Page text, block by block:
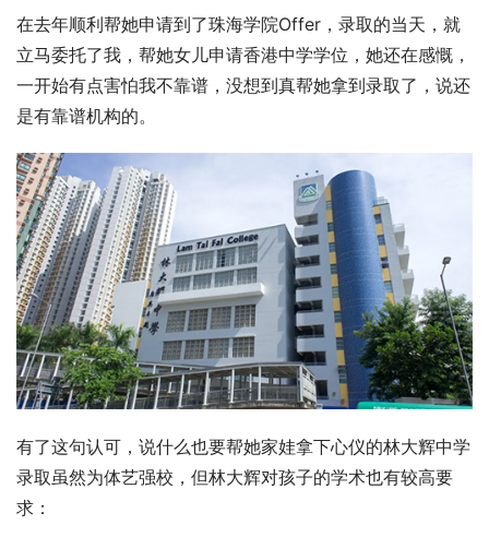
在去年顺利帮她申请到了珠海学院Offer，录取的当天，就
立马委托了我，帮她女儿申请香港中学学位，她还在感慨，
一开始有点害怕我不靠谱，没想到真帮她拿到录取了，说还
是有靠谱机构的。
有了这句认可，说什么也要帮她家娃拿下心仪的林大辉中学
录取虽然为体艺强校，但林大辉对孩子的学术也有较高要
求：